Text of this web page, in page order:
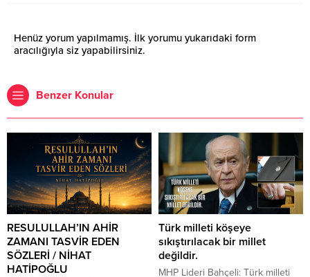
Henüz yorum yapılmamış. İlk yorumu yukarıdaki form
aracılığıyla siz yapabilirsiniz.
Benzer Konular
RESULULLAH’IN AHİR
ZAMANI TASVİR EDEN
SÖZLERİ / NİHAT
HATİPOĞLU
Türk milleti köşeye
sıkıştırılacak bir millet
değildir.
MHP Lideri Bahçeli: Türk milleti